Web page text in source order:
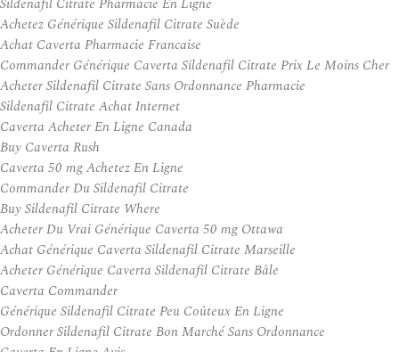
Achetez Générique Sildenafil Citrate Suède
Achat Caverta Pharmacie Francaise
Commander Générique Caverta Sildenafil Citrate Prix Le Moins Cher
Acheter Sildenafil Citrate Sans Ordonnance Pharmacie
Sildenafil Citrate Achat Internet
Caverta Acheter En Ligne Canada
Buy Caverta Rush
Caverta 50 mg Achetez En Ligne
Commander Du Sildenafil Citrate
Buy Sildenafil Citrate Where
Acheter Du Vrai Générique Caverta 50 mg Ottawa
Achat Générique Caverta Sildenafil Citrate Marseille
Acheter Générique Caverta Sildenafil Citrate Bâle
Caverta Commander
Générique Sildenafil Citrate Peu Coûteux En Ligne
Ordonner Sildenafil Citrate Bon Marché Sans Ordonnance